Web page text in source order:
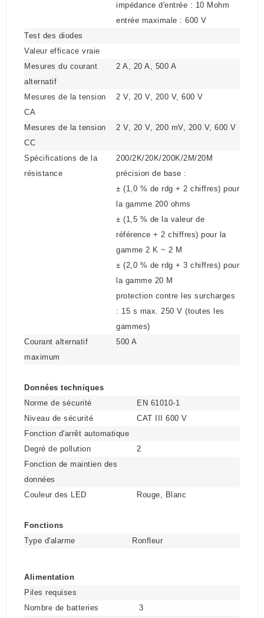
impédance d'entrée : 10 Mohm
entrée maximale : 600 V
Test des diodes
Valeur efficace vraie
Mesures du courant
alternatif
2 A, 20 A, 500 A
Mesures de la tension
CA
2 V, 20 V, 200 V, 600 V
Mesures de la tension
CC
2 V, 20 V, 200 mV, 200 V, 600 V
Spécifications de la
résistance
200/2K/20K/200K/2M/20M
précision de base :
± (1,0 % de rdg + 2 chiffres) pour
la gamme 200 ohms
± (1,5 % de la valeur de
référence + 2 chiffres) pour la
gamme 2 K ~ 2 M
± (2,0 % de rdg + 3 chiffres) pour
la gamme 20 M
protection contre les surcharges
: 15 s max. 250 V (toutes les
gammes)
Courant alternatif
maximum
500 A
Données techniques
Norme de sécurité
EN 61010-1
Niveau de sécurité
CAT III 600 V
Fonction d'arrêt automatique
Degré de pollution
2
Fonction de maintien des
données
Couleur des LED
Rouge, Blanc
Fonctions
Type d'alarme
Ronfleur
Alimentation
Piles requises
Nombre de batteries
3